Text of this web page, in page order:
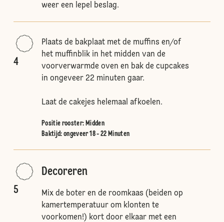
weer een lepel beslag.
4
Plaats de bakplaat met de muffins en/of
het muffinblik in het midden van de
voorverwarmde oven en bak de cupcakes
in ongeveer 22 minuten gaar.
Laat de cakejes helemaal afkoelen.
Positie rooster: Midden
Baktijd: ongeveer 18 - 22 Minuten
5
Decoreren
Mix de boter en de roomkaas (beiden op
kamertemperatuur om klonten te
voorkomen!) kort door elkaar met een